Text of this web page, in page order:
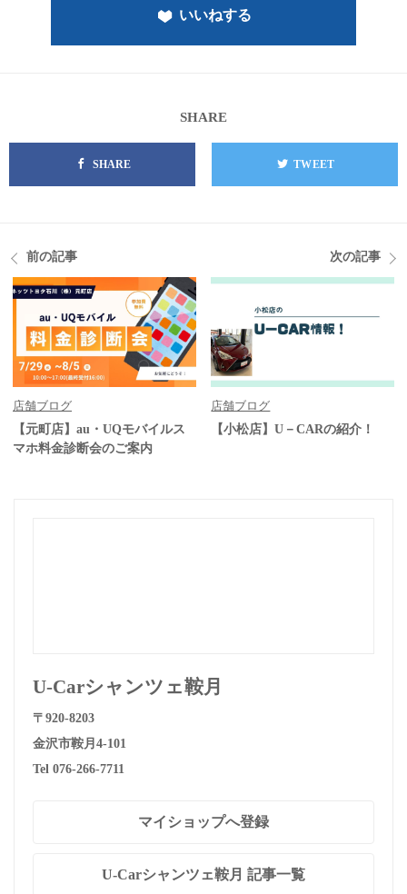
いいねする
SHARE
SHARE TWEET
前の記事
店舗ブログ
【元町店】au・UQモバイルス
マホ料金診断会のご案内
次の記事
店舗ブログ
【小松店】U－CARの紹介！
U-Carシャンツェ鞍月
〒920-8203
金沢市鞍月4-101
Tel 076-266-7711
マイショップへ登録
U-Carシャンツェ鞍月 記事一覧